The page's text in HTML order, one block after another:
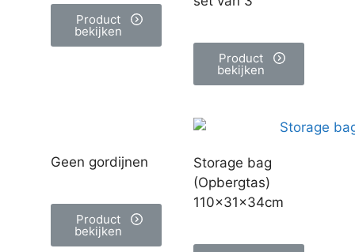
Product
bekijken
Product
bekijken
Geen gordijnen
Product
bekijken
Storage bag
(Opbergtas)
110×31×34cm